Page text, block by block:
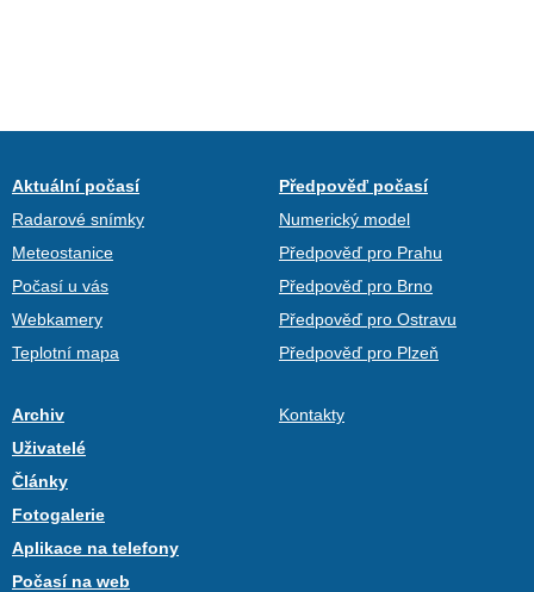
Aktuální počasí
Radarové snímky
Meteostanice
Počasí u vás
Webkamery
Teplotní mapa
Předpověď počasí
Numerický model
Předpověď pro Prahu
Předpověď pro Brno
Předpověď pro Ostravu
Předpověď pro Plzeň
Archiv
Uživatelé
Články
Fotogalerie
Aplikace na telefony
Počasí na web
Kontakty